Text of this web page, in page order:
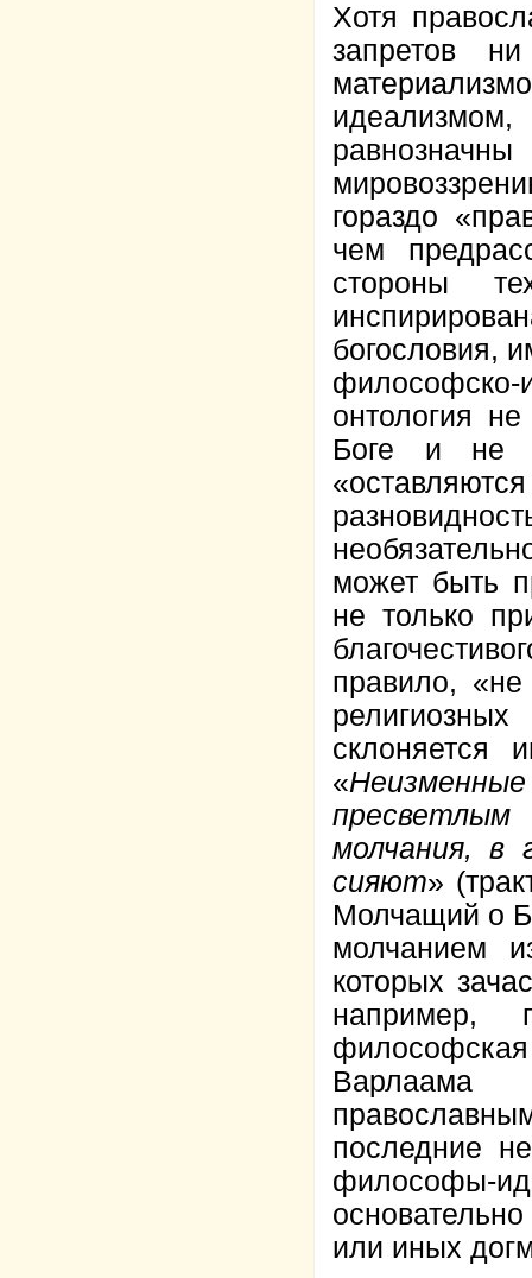
Хотя
запретов
гораздо
чем
стороны
богословия,
философско-
онтология
Боге и не
может быть
не только
правило,
склоняется
«
молчания, в
сияют»
Молчащий о
молчанием
которых
например,
последние
философы-
или иных